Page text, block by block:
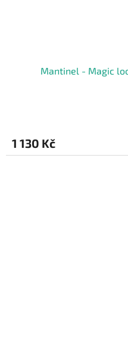
Mantinel - Magic
1 130 Kč